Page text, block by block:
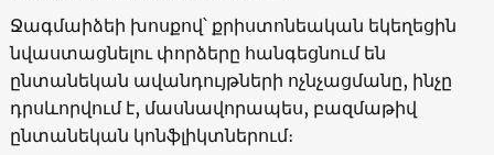
Ջագմաիձեի խոսքով՝ քրիստոնեական եկեղեցին
նվաստացնելու փորձերը հանգեցնում են
ընտանեկան ավանդույթների ոչնչացմանը, ինչը
դրսևորվում է, մասնավորապես, բազմաթիվ
ընտանեկան կոնֆլիկտներում։